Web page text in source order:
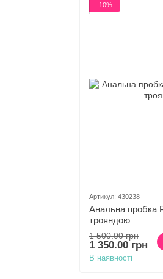
−10%
Артикул: 430238
Анальна пробка
трояндою
1 500.00 грн
1 350.00 грн
В наявності